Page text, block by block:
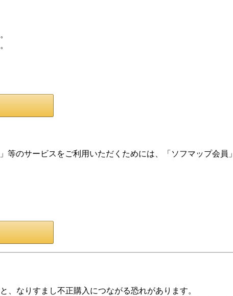
等のサービスをご利用いただくためには、「ソフマップ会員
なりすまし不正購入につながる恐れがあります。